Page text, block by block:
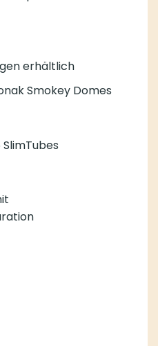
erhältlich
Smokey Domes